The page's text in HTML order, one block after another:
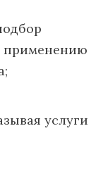
применению
услуги